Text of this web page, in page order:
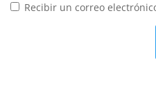
Recibir un correo